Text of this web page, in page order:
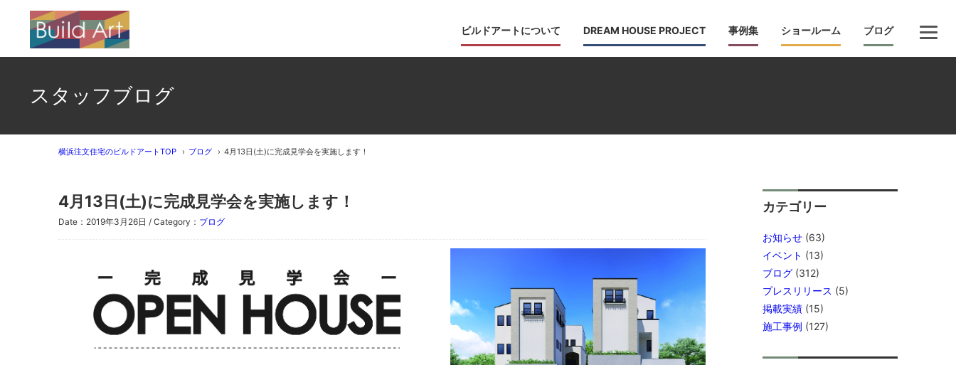
ビルドアートについて DREAM HOUSE PROJECT 事例集 ショールーム ブログ
スタッフブログ
横浜注文住宅のビルドアートTOP ブログ 4月13日(土)に完成見学会を実施します！
4月13日(土)に完成見学会を実施します！
Date：2019年3月26日 / Category： ブログ
カテゴリー
お知らせ (63)
イベント (13)
ブログ (312)
プレスリリース (5)
掲載実績 (15)
施工事例 (127)